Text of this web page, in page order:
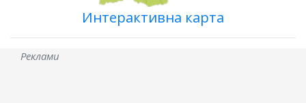
Интерактивна карта
Реклами